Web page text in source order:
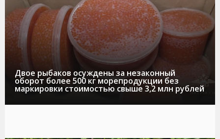
Двое рыбаков осуждены за незаконный
оборот более 500 кг морепродукции без
маркировки стоимостью свыше 3,2 млн рублей